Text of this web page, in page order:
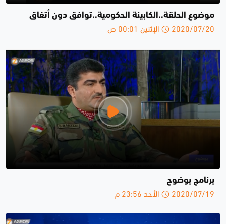
موضوع الحلقة..الكابينة الحكومية..توافق دون أتفاق
2020/07/20 الإثنين 00:01 ص
برنامج بوضوح
2020/07/19 الأحد 23:56 م